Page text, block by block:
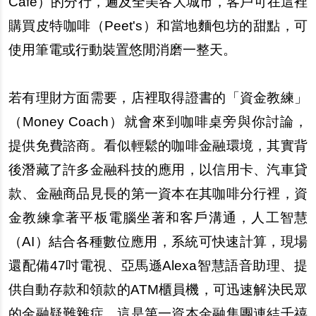
購買皮特咖啡（Peet's ）和當地麵包坊的甜點，可
使用筆電或行動裝置悠閒消磨一整天。
若有理財方面需要，店裡取得證書的「資金教練」
（ Money Coach ）就會來到咖啡桌旁與你討論，
提供免費諮商。看似輕鬆的咖啡金融環境，其實背
後潛藏了許多金融科技的應用，以信用卡、汽車貸
款、金融商品見長的第一資本在其咖啡分行裡，資
金教練拿著平板電腦坐著和客戶溝通，人工智慧
（AI ）結合各種數位應用，系統可快速計算，現場
還配備47吋電視、亞馬遜Alexa智慧語音助理、提
供自動存款和領款的ATM櫃員機，可迅速解決民眾